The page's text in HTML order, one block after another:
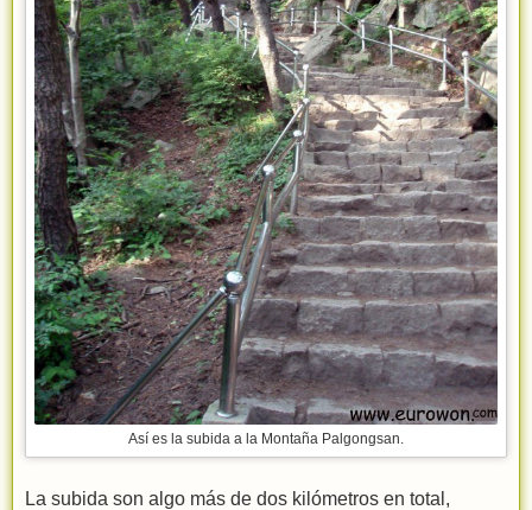
Así es la subida a la Montaña Palgongsan.
La subida son algo más de dos kilómetros en total,